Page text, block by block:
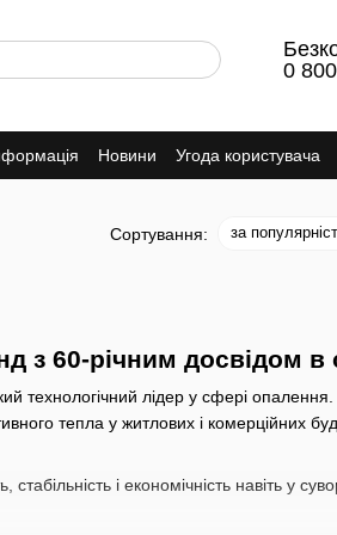
0
Новини Угода користувача
Сортування: за
з 60-річним досвідом в
лідер у сфері опалення.
тепла у житлових і комерційних
і економічність навіть у